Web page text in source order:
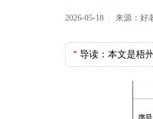
2026-05-18 来源：好
＂ 导读： 本文是梧